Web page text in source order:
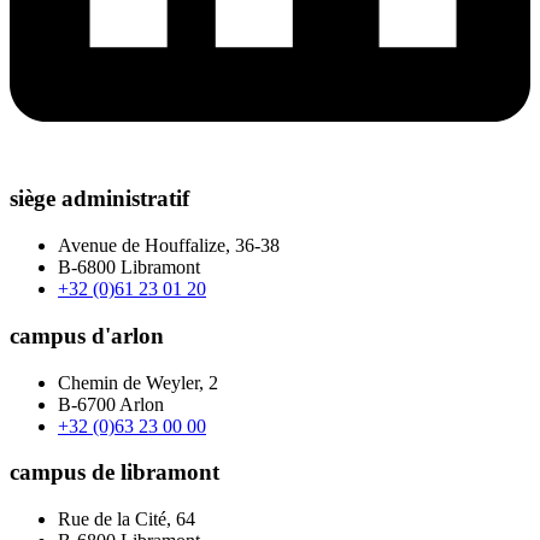
siège administratif
Avenue de Houffalize, 36-38
B-6800 Libramont
+32 (0)61 23 01 20
campus d'arlon
Chemin de Weyler, 2
B-6700 Arlon
+32 (0)63 23 00 00
campus de libramont
Rue de la Cité, 64